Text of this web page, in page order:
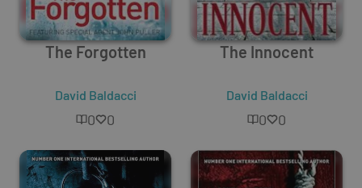
The Forgotten
David Baldacci
0 0
The Innocent
David Baldacci
0 0